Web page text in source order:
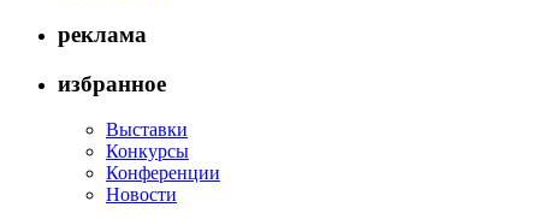
реклама
избранное
Выставки
Конкурсы
Конференции
Новости